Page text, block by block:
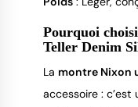
Pourquoi
Teller Denim
La montre Nixon
accessoire :